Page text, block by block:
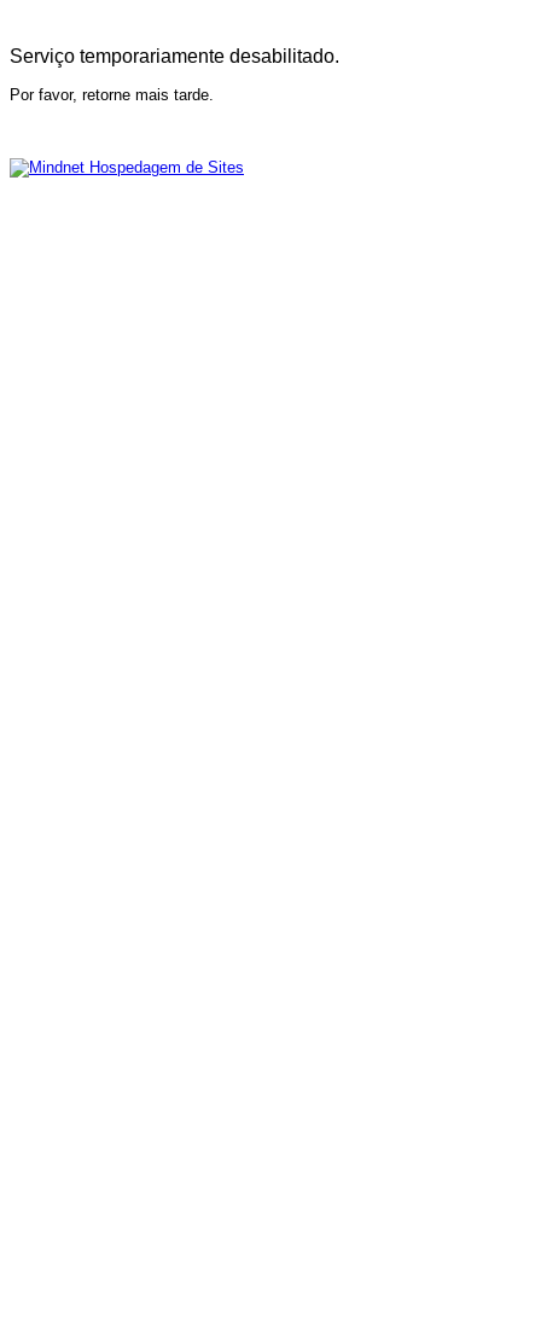
Serviço temporariamente desabilitado.
Por favor, retorne mais tarde.